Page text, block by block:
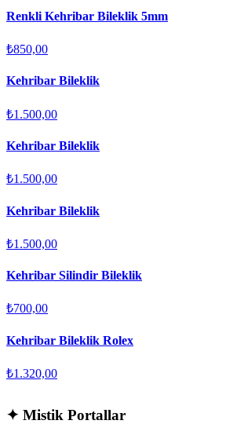
Renkli Kehribar Bileklik 5mm
₺850,00
Kehribar Bileklik
₺1.500,00
Kehribar Bileklik
₺1.500,00
Kehribar Bileklik
₺1.500,00
Kehribar Silindir Bileklik
₺700,00
Kehribar Bileklik Rolex
₺1.320,00
✦ Mistik Portallar